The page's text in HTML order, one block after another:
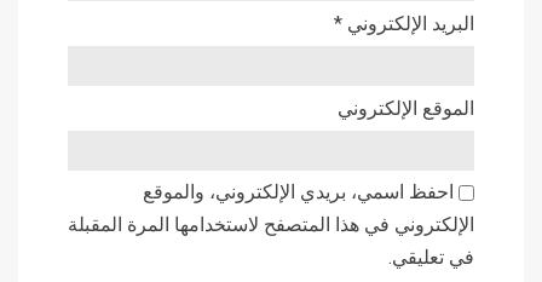
البريد الإلكتروني *
الموقع الإلكتروني
احفظ اسمي، بريدي الإلكتروني، والموقع
الإلكتروني في هذا المتصفح لاستخدامها المرة المقبلة
في تعليقي.